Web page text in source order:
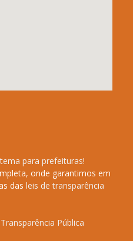
para prefeituras!
onde garantimos em
das leis de transparência
Pública